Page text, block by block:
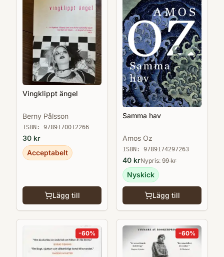
Vingklippt ängel
Berny Pålsson
ISBN: 9789170012266
30 kr
Acceptabelt
Lägg till
Samma hav
Amos Oz
ISBN: 9789174297263
40 krNypris: 99kr
Nyskick
Lägg till
-60% -60%